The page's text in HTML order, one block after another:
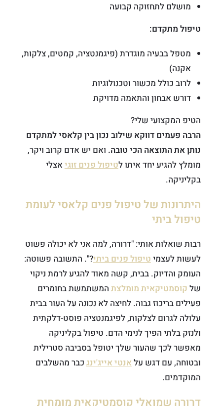
מושלם לתחזוקה קבועה
טיפול מתקדם:
מטפל בבעיה מוגדרת (פיגמנטציה, קמטים, צלקות,
אקנה)
לרוב כולל מכשור וטכנולוגיות
דורש אבחון והתאמה מדויקת
הטיפ המקצועי שלי?
הרבה פעמים דווקא שילוב נכון בין קלאסי למתקדם
נותן את התוצאה הכי טובה. ואם יש אדם קרוב ויקר,
מומלץ להגיע יחד איתו לטיפול פנים זוגי אצלי
בקליניקה.
היתרונות של טיפול פנים קלאסי לעומת
טיפול ביתי
רבות שואלות אותי: "דרורה, למה אני לא יכולה פשוט
לעשות לעצמיטיפול פנים ביתי?". התשובה פשוטה:
העומק והדיוק. בבית, קשה מאוד להגיע לרמת ניקוי
שלקוסמטיקאית מומלצת המשתמשת בחומרים
פעילים בריכוז גבוה. לחיצה לא נכונה על העור בבית
עלולה לגרום לצלקות, לפיגמנטציה פוסט-דלקתית
ולנזק בלתי הפיך לנימי הדם. טיפול בקליניקה
מאפשר לכך שהעור שלך יטופל בסביבה סטרילית
ובטוחה, עם דגש עלאנטי אייג'ינג כבר מהשלבים
המוקדמים.
דרורה שמואלי קוסמטיקאית מומחית